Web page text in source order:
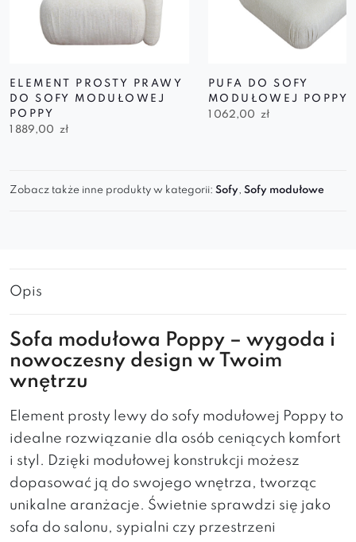
ELEMENT PROSTY PRAWY
DO SOFY MODUŁOWEJ
POPPY
1 889,00
zł
PUFA DO SOFY
MODUŁOWEJ POPPY
1 062,00
zł
Zobacz także inne produkty w kategorii: Sofy, Sofy modułowe
Opis
Sofa modułowa Poppy – wygoda i
nowoczesny design w Twoim
wnętrzu
Element prosty lewy do sofy modułowej Poppy to
idealne rozwiązanie dla osób ceniących komfort
i styl. Dzięki modułowej konstrukcji możesz
dopasować ją do swojego wnętrza, tworząc
unikalne aranżacje. Świetnie sprawdzi się jako
sofa do salonu, sypialni czy przestrzeni